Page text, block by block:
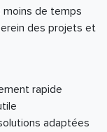
moins de temps
des projets et
rapide
adaptées